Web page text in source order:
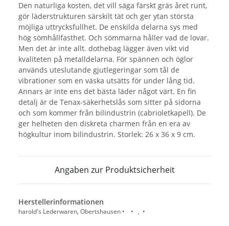
Den naturliga kosten, det vill säga färskt gräs året runt,
gör läderstrukturen särskilt tät och ger ytan största
möjliga uttrycksfullhet. De enskilda delarna sys med
hög sömhållfasthet. Och sömmarna håller vad de lovar.
Men det är inte allt. dothebag lägger även vikt vid
kvaliteten på metalldelarna. För spännen och öglor
används uteslutande gjutlegeringar som tål de
vibrationer som en väska utsätts för under lång tid.
Annars är inte ens det bästa läder något värt. En fin
detalj är de Tenax-säkerhetslås som sitter på sidorna
och som kommer från bilindustrin (cabrioletkapell). De
ger helheten den diskreta charmen från en era av
högkultur inom bilindustrin. Storlek: 26 x 36 x 9 cm.
Angaben zur Produktsicherheit
Herstellerinformationen
harold's Lederwaren, Obertshausen • • , •